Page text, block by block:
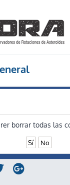
borrar todas las